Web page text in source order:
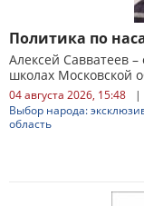
Политика по
Алексей Савватеев
школах Московской
04 августа 2026, 15:48 |
Выбор народа:
область